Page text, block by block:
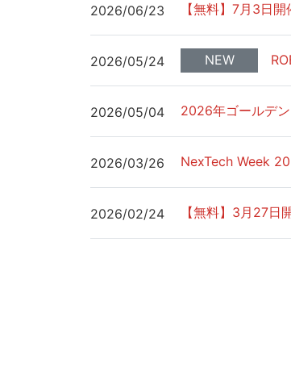
2026/06/23 【無料】7月3日
2026/05/24 NEW
2026/05/04 2026年ゴールデ
2026/03/26 NexTech Week
2026/02/24 【無料】3月27